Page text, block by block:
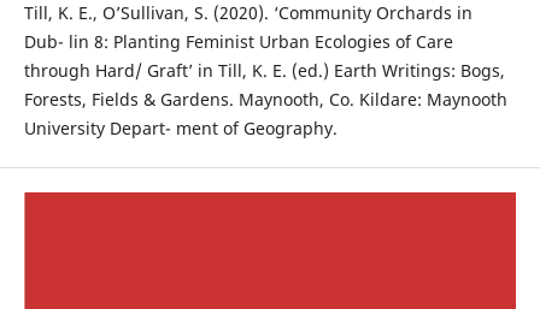
Till, K. E., O’Sullivan, S. (2020). ‘Community Orchards in
Dub- lin 8: Planting Feminist Urban Ecologies of Care
through Hard/ Graft’ in Till, K. E. (ed.) Earth Writings: Bogs,
Forests, Fields & Gardens. Maynooth, Co. Kildare: Maynooth
University Depart- ment of Geography.